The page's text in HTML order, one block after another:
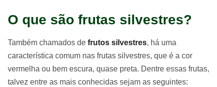
O que são frutas silvestres?
Também chamados de frutos silvestres, há uma
característica comum nas frutas silvestres, que é a cor
vermelha ou bem escura, quase preta. Dentre essas frutas,
talvez entre as mais conhecidas sejam as seguintes: